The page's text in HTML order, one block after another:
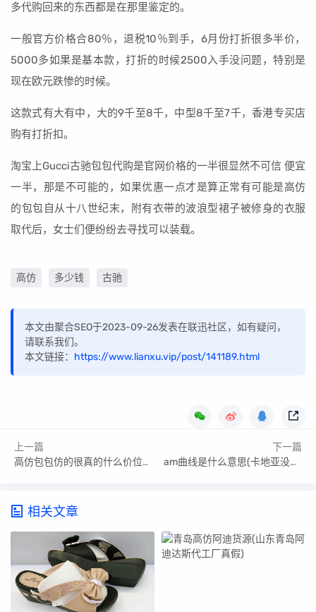
多代购回来的东西都是在那里鉴定的。
一般官方价格合80％，退税10％到手，6月份打折很多半价，
5000多如果是基本款，打折的时候2500入手没问题，特别是
现在欧元跌惨的时候。
这款式有大有中，大的9千至8千，中型8千至7千，香港专买店
购有打折扣。
淘宝上Gucci古驰包包代购是官网价格的一半很显然不可信 便宜
一半，那是不可能的，如果优惠一点才是算正常有可能是高仿
的包包自从十八世纪末，附有衣带的波浪型裙子被修身的衣服
取代后，女士们便纷纷去寻找可以装载。
高仿 多少钱 古驰
本文由聚合SEO于2023-09-26发表在联迅社区，如有疑问，
请联系我们。
本文链接： https://www.lianxu.vip/post/141189.html
上一篇
高仿包包仿的很真的什么价位_高仿包包好吗值得买吗
下一篇
am曲线是什么意思(卡地亚没有原单)
相关文章